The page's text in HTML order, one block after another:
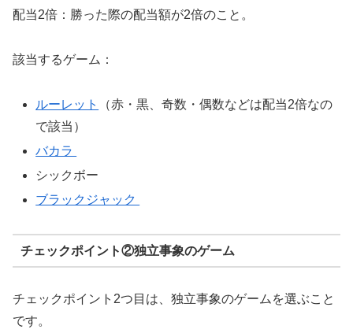
配当2倍：勝った際の配当額が2倍のこと。
該当するゲーム：
ルーレット
（赤・黒、奇数・偶数などは配当2倍なの
で該当）
バカラ
シックボー
ブラックジャック
チェックポイント②独立事象のゲーム
チェックポイント2つ目は、独立事象のゲームを選ぶこと
です。